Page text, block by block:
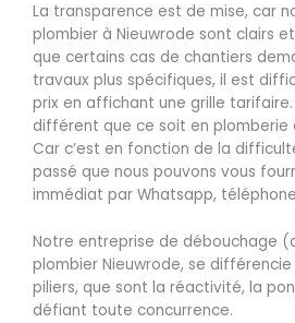
La transparence est de mise, car
plombier à Nieuwrode sont clairs et
que certains cas de chantiers
travaux plus spécifiques, il est
prix en affichant une grille
différent que ce soit en plomberie
Car c’est en fonction de la
passé que nous pouvons vous
immédiat par Whatsapp,
Notre entreprise de débouchage
plombier Nieuwrode, se différencie
piliers, que sont la réactivité, la
défiant toute concurrence.